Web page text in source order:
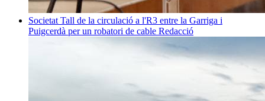
Societat Tall de la circulació a l'R3 entre la Garriga i
Puigcerdà per un robatori de cable Redacció